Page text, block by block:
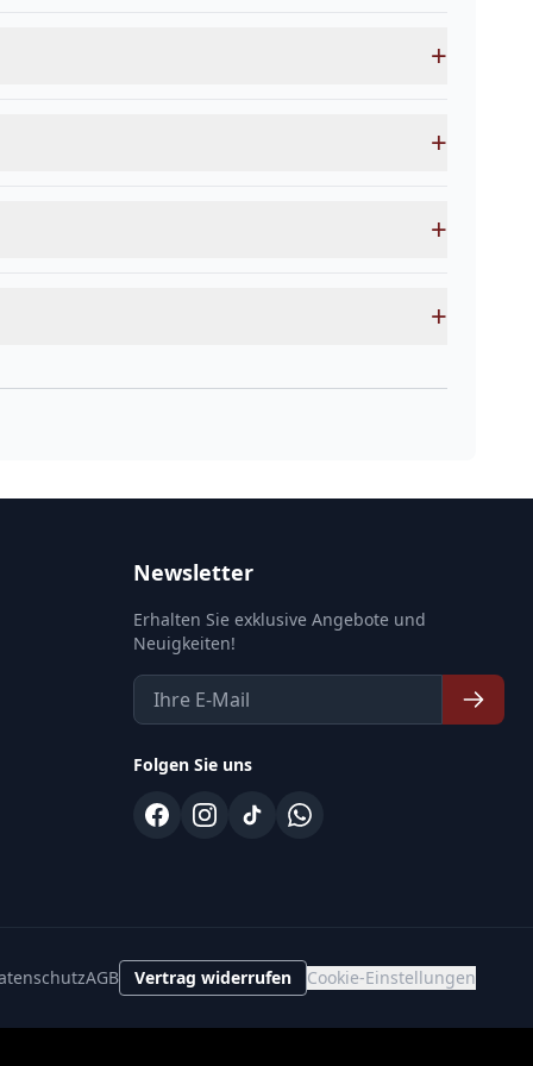
+
+
+
+
Newsletter
Erhalten Sie exklusive Angebote und
Neuigkeiten!
Folgen Sie uns
AGB Vertrag widerrufen Cookie-Einstellungen